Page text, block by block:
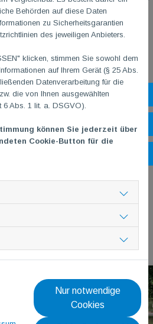
uns am Sonntag 23.04.2023
Eine Schlussrast steht noch
Wolfgang Rattler TG
interessieren
Behörden auf diese Daten
zu Sicherheitsgarantien
des jeweiligen Anbieters.
klicken, stimmen Sie sowohl dem
auf Ihrem Gerät (§ 25 Abs.
Datenverarbeitung für die
die von Ihnen ausgewählten
6 Abs. 1 lit. a. DSGVO).
können Sie jederzeit über
Cookie-Button für die
Nur notwendige
Cookies